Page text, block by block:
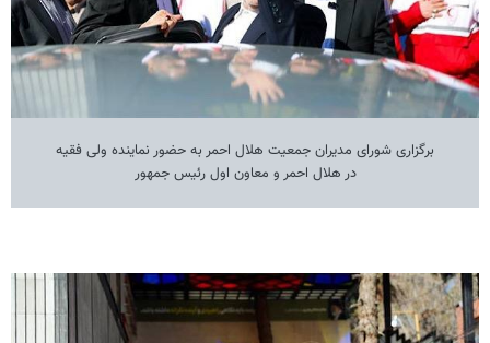
برگزاری شورای مدیران جمعیت هلال احمر به حضور نماینده ولی فقیه
در هلال احمر و معاون اول رئیس جمهور